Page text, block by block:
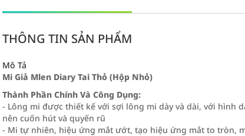
THÔNG TIN SẢN PHẨM
Mô Tả
Mi Giả Mlen Diary Tai Thỏ (Hộp Nhỏ)
Thành Phần Chính Và Công Dụng:
- Lông mi được thiết kế với sợi lông mi dày và dài, với hình
nên cuốn hút và quyến rũ
- Mi tự nhiên, hiệu ứng mắt ướt, tạo hiệu ứng mắt to tròn,